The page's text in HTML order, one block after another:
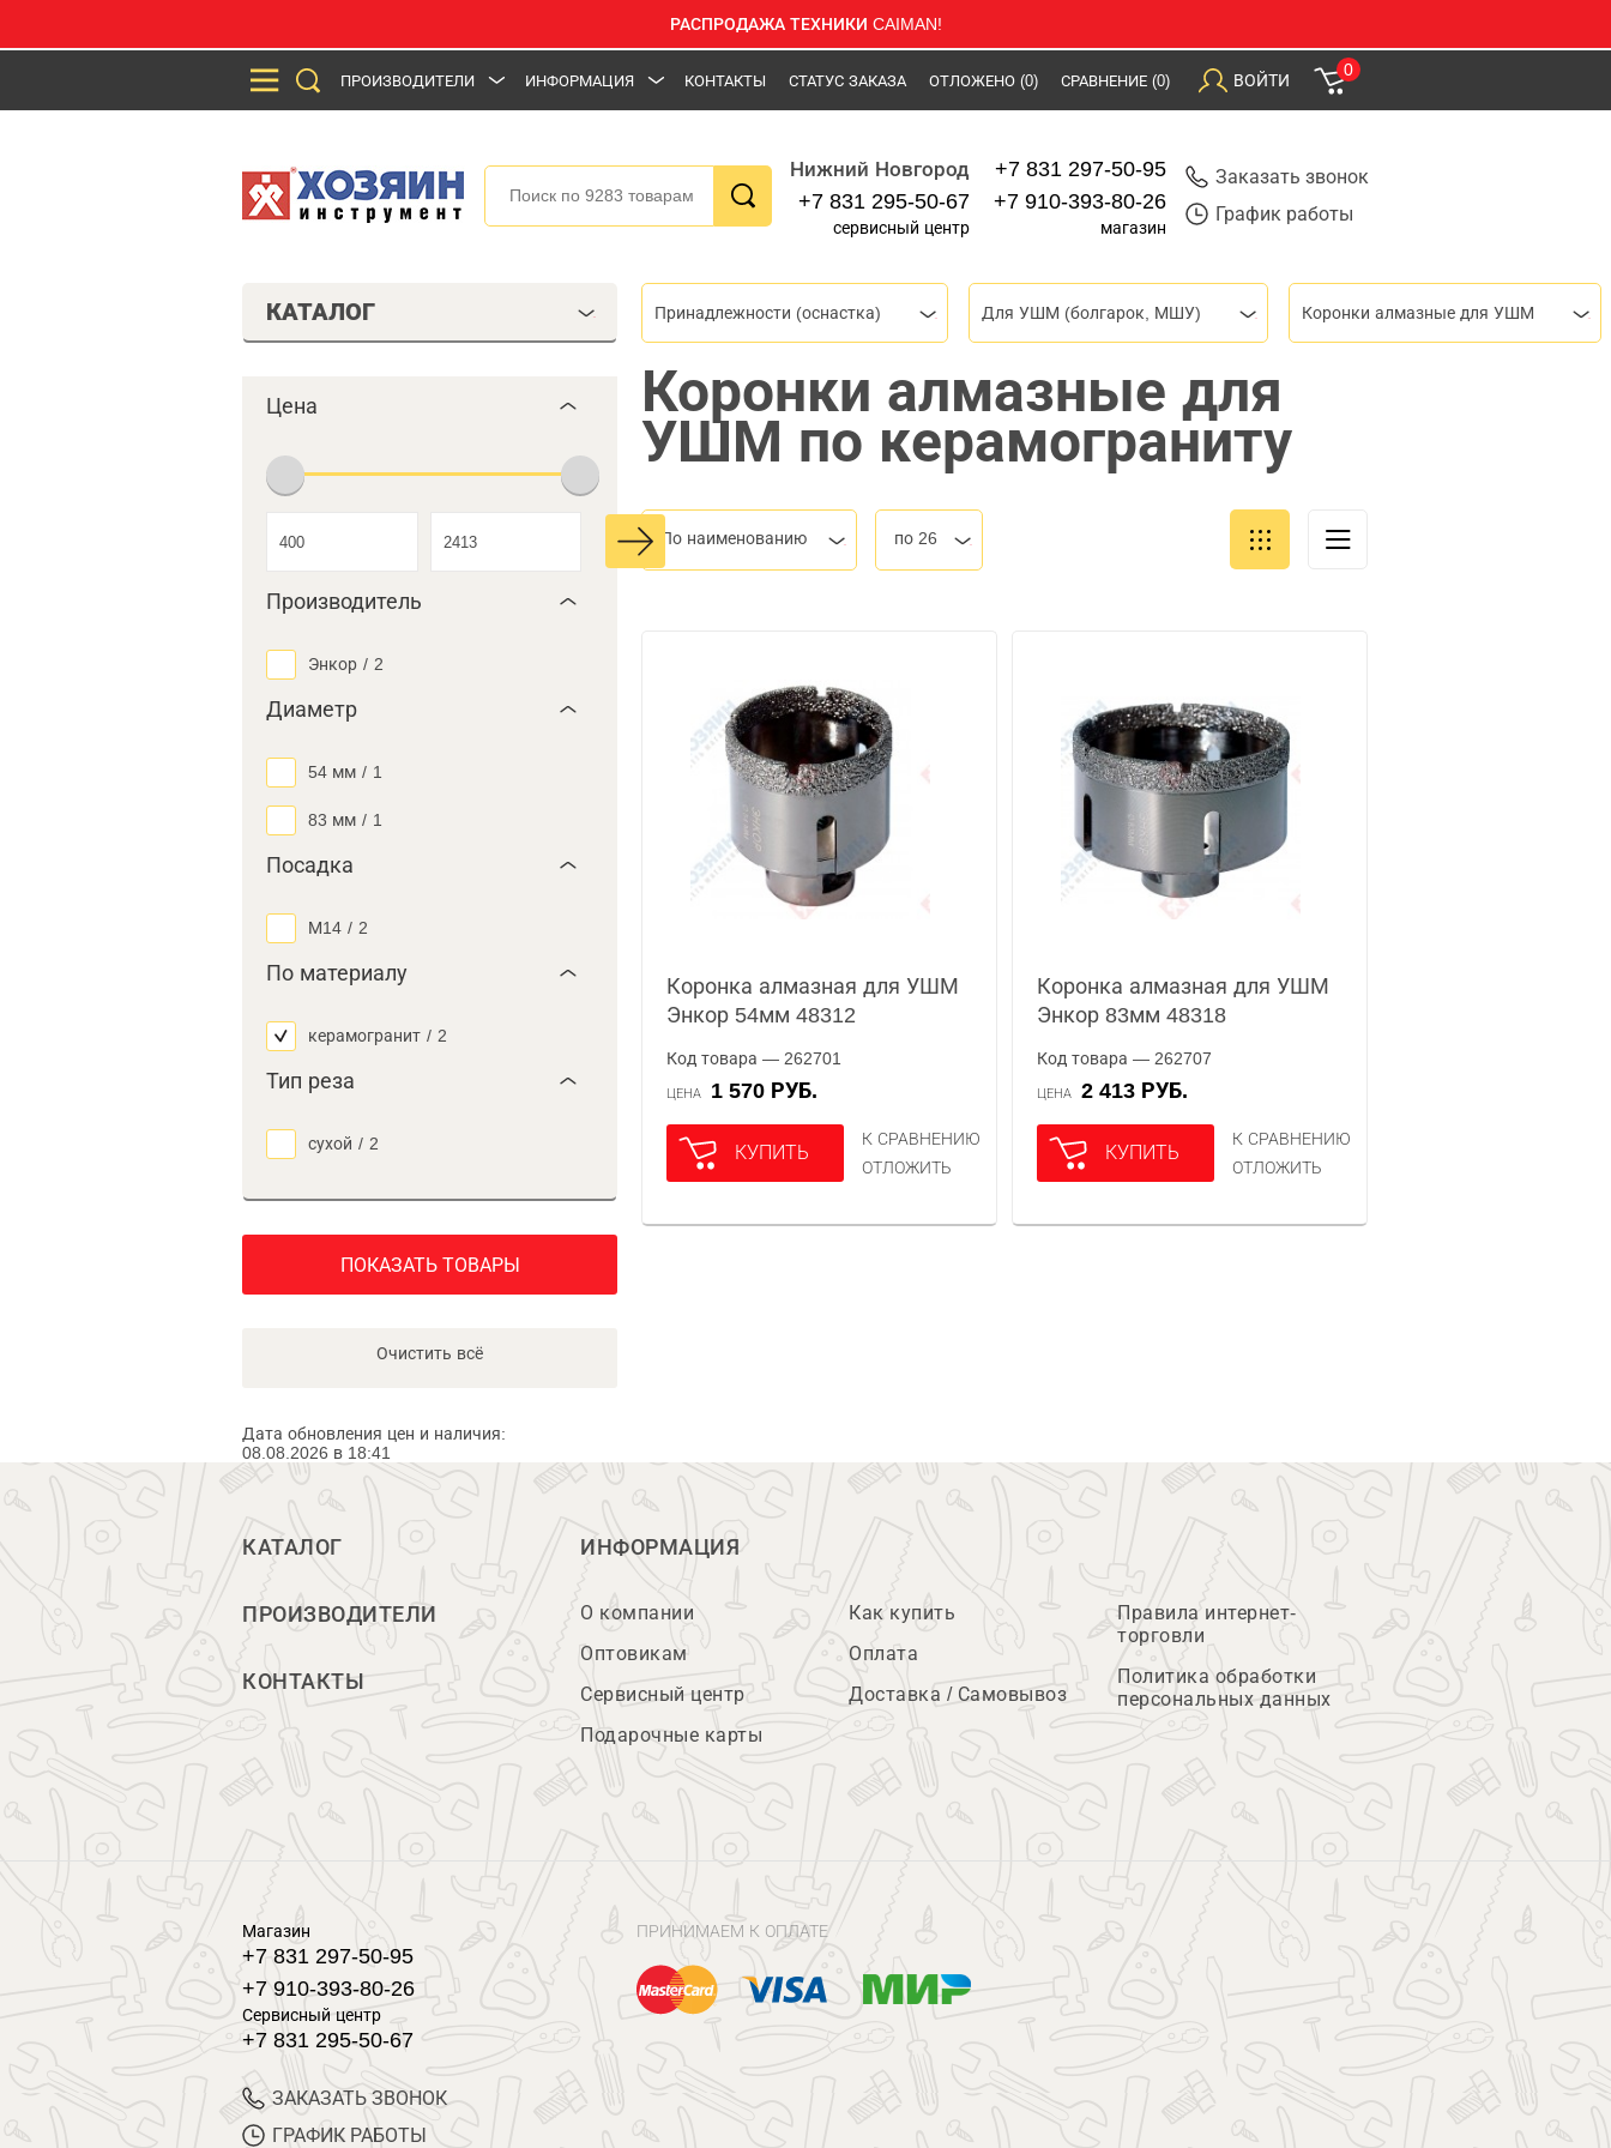
РАСПРОДАЖА ТЕХНИКИ CAIMAN!
ПРОИЗВОДИТЕЛИ ИНФОРМАЦИЯ КОНТАКТЫ СТАТУС ЗАКАЗА ОТЛОЖЕНО (0) СРАВНЕНИЕ (0) ВОЙТИ
0
Нижний Новгород
+7 831 295-50-67
сервисный центр
+7 831 297-50-95
+7 910-393-80-26
магазин
Заказать звонок
График работы
КАТАЛОГ
Цена
Производитель
Энкор / 2
Диаметр
54 мм / 1
83 мм / 1
Посадка
М14 / 2
По материалу
керамогранит / 2
Тип реза
сухой / 2
ПОКАЗАТЬ ТОВАРЫ
Очистить всё
Дата обновления цен и наличия:
08.08.2026 в 18:41
Принадлежности (оснастка) Для УШМ (болгарок, МШУ) Коронки алмазные для УШМ
Коронки алмазные для
УШМ по керамограниту
По наименованию по 26
Коронка алмазная для УШМ
Энкор 54мм 48312
Код товара — 262701
ЦЕНА 1 570 РУБ.
КУПИТЬ
К СРАВНЕНИЮ
ОТЛОЖИТЬ
Коронка алмазная для УШМ
Энкор 83мм 48318
Код товара — 262707
ЦЕНА 2 413 РУБ.
КУПИТЬ
К СРАВНЕНИЮ
ОТЛОЖИТЬ
КАТАЛОГ
ПРОИЗВОДИТЕЛИ
КОНТАКТЫ
ИНФОРМАЦИЯ
О компании
Оптовикам
Сервисный центр
Подарочные карты
Как купить
Оплата
Доставка / Самовывоз
Правила интернет-
торговли
Политика обработки
персональных данных
Магазин
+7 831 297-50-95
+7 910-393-80-26
Сервисный центр
+7 831 295-50-67
ЗАКАЗАТЬ ЗВОНОК
ГРАФИК РАБОТЫ
ПРИНИМАЕМ К ОПЛАТЕ